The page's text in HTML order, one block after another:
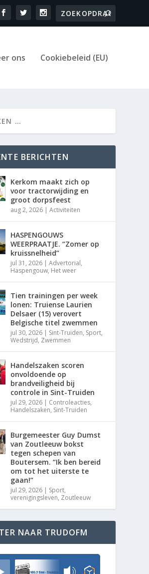
ons Cookiebeleid (EU)
BERICHTEN
Kerkom maakt zich op
voor tractorwijding en
groot dorpsfeest
aug 2, 2026 |Activiteiten
HASPENGOUWS
WEERPRAATJE. “Zomer op
kruissnelheid”
jul 31, 2026 |Advertorial,
Haspengouw, Het weer
Tien trainingen per week
lonen: Truiense Laurien
Delsaer (15) verovert
Belgische titel zwemmen
jul 30, 2026 | Sint-Truiden, Sport,
Wedstrijd, Zwemmen
Handelszaken scoren
onvoldoende op
brandveiligheid bij
controle in Sint-Truiden
jul 29, 2026 | Controleacties,
Handelszaken, Sint-Truiden
Burgemeester Guy Dumst
van Zoutleeuw bokst
tegen schepen van
Boutersem. “Ik ben bereid
om tot het uiterste te
gaan!”
jul 29, 2026 | Sport,
verenigingsleven, Zoutleeuw
NAAR TRUDOFM
TrudoFM